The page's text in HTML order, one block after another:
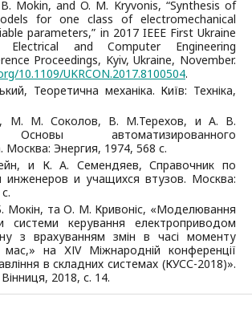
Mokin, and O. M. Kryvonis, “Synthesis of
for one class of electromechanical
parameters,” in 2017 IEEE First Ukraine
Electrical and Computer Engineering
Proceedings, Kyiv, Ukraine, November.
10.1109/UKRCON.2017.8100504.
Теоретична механіка. Київ: Техніка,
М. М. Соколов, В. М.Терехов, и А. В.
автоматизированного
Москва: Энергия, 1974, 568 с.
и К. А. Семендяев, Справочник по
инженеров и учащихся втузов. Москва:
Мокін, та О. М. Кривоніс, «Моделювання
системи керування електроприводом
з врахуванням змін в часі моменту
мас,» на ХІV Міжнародній конференції
в складних системах (КУСС-2018)».
2018, с. 14.